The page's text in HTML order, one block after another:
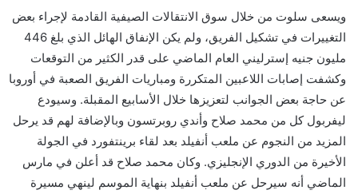
ويسعى سلوت من خلال سوق الانتقالات الصيفية القادمة لإجراء بعض
التغييرات في تشكيل الفريق، ولم يكن الإنفاق الهائل الذي بلغ 446
مليون جنيه إسترليني العام الماضي على قدر الكثير من التوقعات
وكشفت إصابات اللاعبين المتكررة ومباريات الفريق الصعبة في أوروبا
عن حاجة بعض الجوانب لتعزيزها خلال الأسابيع المقبلة. وسيودع
ليفربول كل من محمد صلاح وأندي روبرتسون وبالإضافة لهم قد يرحل
المزيد من النجوم عن ملعب أنفيلد بعد لقاء برينتفورد في الجولة
الأخيرة من الدوري الإنجليزي. وكان محمد صلاح قد أعلن في مارس
الماضي أنه سيرحل عن ملعب أنفيلد بنهاية الموسم لينهي مسيرة